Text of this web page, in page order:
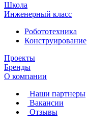
Школа
Инженерный класс
Робототехника
Конструирование
Проекты
Бренды
О компании
Наши партнеры
Вакансии
Отзывы